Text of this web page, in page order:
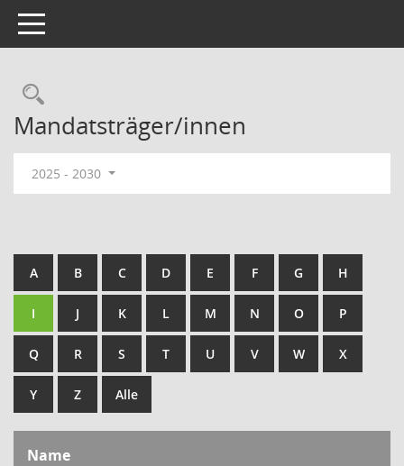
Toggle navigation
Rechercheauswahl
Mandatsträger/innen
2025 - 2030
A B C D E F G H
I J K L M N O P
Q R S T U V W X
Y Z Alle
Name